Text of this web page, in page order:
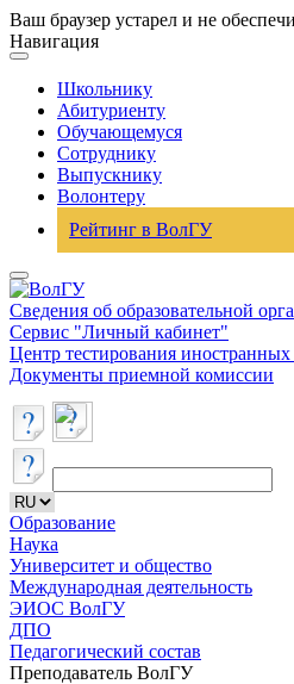
Ваш браузер устарел и не
Навигация
Школьнику
Абитуриенту
Обучающемуся
Сотруднику
Выпускнику
Волонтеру
Рейтинг в ВолГУ
Сведения об образовательной
Сервис "Личный кабинет"
Центр тестирования
Документы приемной комиссии
Образование
Наука
Университет и общество
Международная деятельность
ЭИОС ВолГУ
ДПО
Педагогический состав
Преподаватель ВолГУ